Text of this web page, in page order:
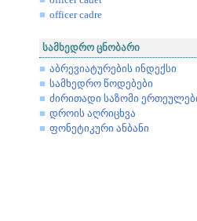
officer cadre
სამხედრო ცნობარი
აბრევიატურების ინდექსი
სამხედრო წოდებები
ძირითადი საზომი
დროის აღრიცხვა
ფონეტიკური ანბანი